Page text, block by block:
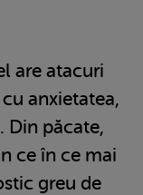
are atacuri
anxietatea,
Din păcate,
ce în ce mai
greu de